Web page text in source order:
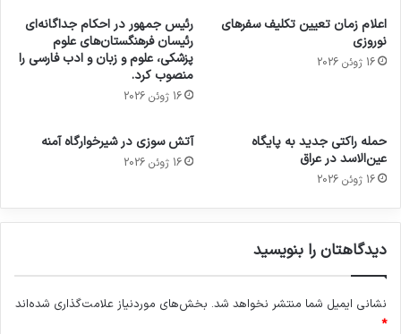
اعلام زمان تعیین تکلیف سفرهای
نوروزی
16 ژوئن 2026
رئیس جمهور در احکام جداگانه‌ای
رئیسان فرهنگستان‌های علوم
پزشکی، علوم و زبان و ادب فارسی را
منصوب کرد.
16 ژوئن 2026
حمله راکتی جدید به پایگاه
عین‌الاسد در عراق
16 ژوئن 2026
آتش سوزی در شیرخوارگاه آمنه
16 ژوئن 2026
دیدگاهتان را بنویسید
نشانی ایمیل شما منتشر نخواهد شد. بخش‌های موردنیاز علامت‌گذاری شده‌اند
*